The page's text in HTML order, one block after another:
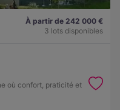
À partir de 242 000 €
3 lots disponibles
où confort, praticité et